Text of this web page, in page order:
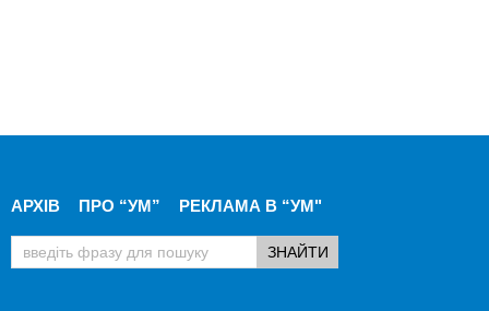
АРХІВ ПРО “УМ” РЕКЛАМА В “УМ"